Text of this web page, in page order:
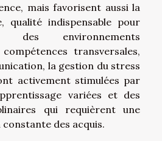
mais favorisent aussi la
qualité indispensable pour
des environnements
transversales,
la gestion du stress
activement stimulées par
variées et des
qui requièrent une
des acquis.